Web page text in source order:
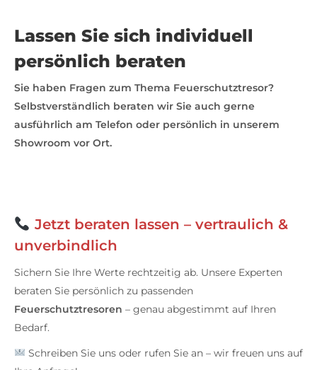
Lassen Sie sich individuell
persönlich beraten
Sie haben Fragen zum Thema Feuerschutztresor?
Selbstverständlich beraten wir Sie auch gerne
ausführlich am Telefon oder persönlich in unserem
Showroom vor Ort.
Jetzt beraten lassen – vertraulich &
unverbindlich
Sichern Sie Ihre Werte rechtzeitig ab. Unsere Experten
beraten Sie persönlich zu passenden
Feuerschutztresoren – genau abgestimmt auf Ihren
Bedarf.
Schreiben Sie uns oder rufen Sie an – wir freuen uns auf